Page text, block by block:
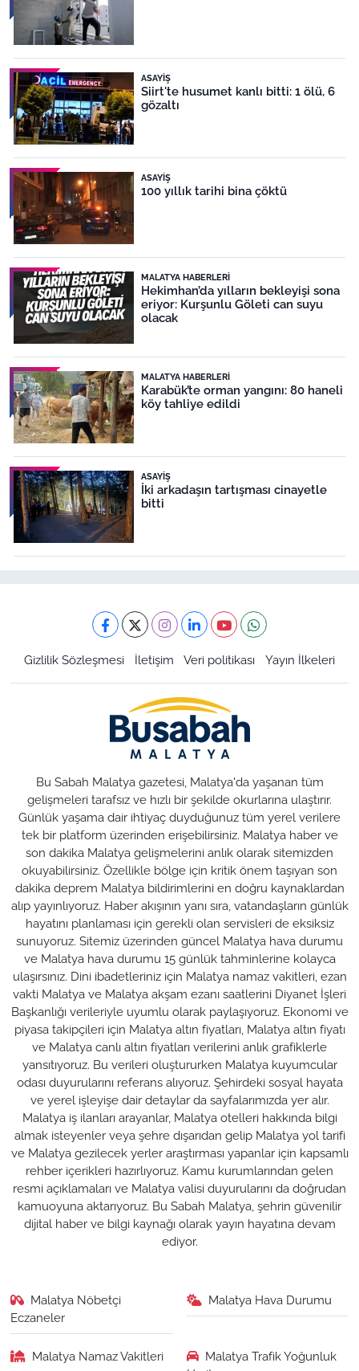
ASAYIŞ
Siirt'te husumet kanlı bitti: 1 ölü, 6
gözaltı
ASAYIŞ
100 yıllık tarihi bina çöktü
MALATYA HABERLERI
Hekimhan’da yılların bekleyişi sona
eriyor: Kurşunlu Göleti can suyu
olacak
MALATYA HABERLERI
Karabük’te orman yangını: 80 haneli
köy tahliye edildi
ASAYIŞ
İki arkadaşın tartışması cinayetle
bitti
Gizlilik Sözleşmesi İletişim Veri politikası Yayın İlkeleri
Bu Sabah Malatya gazetesi, Malatya'da yaşanan tüm
gelişmeleri tarafsız ve hızlı bir şekilde okurlarına ulaştırır.
Günlük yaşama dair ihtiyaç duyduğunuz tüm yerel verilere
tek bir platform üzerinden erişebilirsiniz. Malatya haber ve
son dakika Malatya gelişmelerini anlık olarak sitemizden
okuyabilirsiniz. Özellikle bölge için kritik önem taşıyan son
dakika deprem Malatya bildirimlerini en doğru kaynaklardan
alıp yayınlıyoruz. Haber akışının yanı sıra, vatandaşların günlük
hayatını planlaması için gerekli olan servisleri de eksiksiz
sunuyoruz. Sitemiz üzerinden güncel Malatya hava durumu
ve Malatya hava durumu 15 günlük tahminlerine kolayca
ulaşırsınız. Dini ibadetleriniz için Malatya namaz vakitleri, ezan
vakti Malatya ve Malatya akşam ezanı saatlerini Diyanet İşleri
Başkanlığı verileriyle uyumlu olarak paylaşıyoruz. Ekonomi ve
piyasa takipçileri için Malatya altın fiyatları, Malatya altın fiyatı
ve Malatya canlı altın fiyatları verilerini anlık grafiklerle
yansıtıyoruz. Bu verileri oluştururken Malatya kuyumcular
odası duyurularını referans alıyoruz. Şehirdeki sosyal hayata
ve yerel işleyişe dair detaylar da sayfalarımızda yer alır.
Malatya iş ilanları arayanlar, Malatya otelleri hakkında bilgi
almak isteyenler veya şehre dışarıdan gelip Malatya yol tarifi
ve Malatya gezilecek yerler araştırması yapanlar için kapsamlı
rehber içerikleri hazırlıyoruz. Kamu kurumlarından gelen
resmi açıklamaları ve Malatya valisi duyurularını da doğrudan
kamuoyuna aktarıyoruz. Bu Sabah Malatya, şehrin güvenilir
dijital haber ve bilgi kaynağı olarak yayın hayatına devam
ediyor.
Malatya Nöbetçi
Eczaneler
Malatya Hava Durumu
Malatya Namaz Vakitleri
Malatya Trafik Yoğunluk